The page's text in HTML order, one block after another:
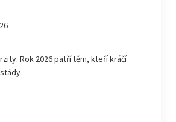
Rok 2026 patří těm, kteří kráčí